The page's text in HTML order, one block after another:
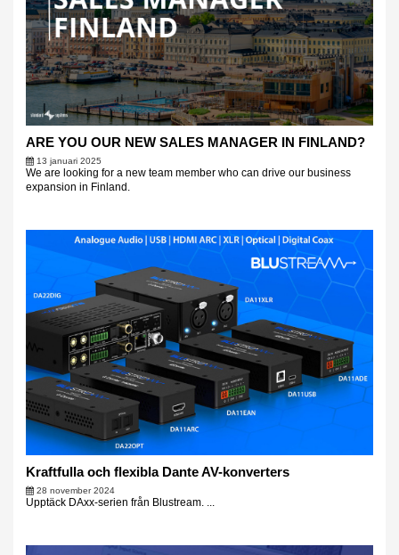
ARE YOU OUR NEW SALES MANAGER IN FINLAND?
13 januari 2025
We are looking for a new team member who can drive our business
expansion in Finland.
Kraftfulla och flexibla Dante AV-konverters
28 november 2024
Upptäck DAxx-serien från Blustream. ...